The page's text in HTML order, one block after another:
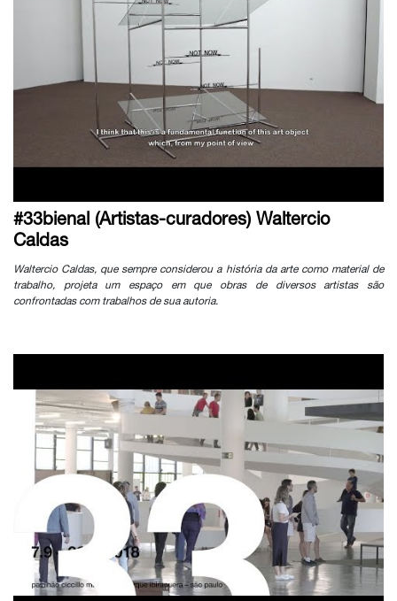
#33bienal (Artistas-curadores) Waltercio
Caldas
Waltercio Caldas, que sempre considerou a história da arte como material de
trabalho, projeta um espaço em que obras de diversos artistas são
confrontadas com trabalhos de sua autoria.